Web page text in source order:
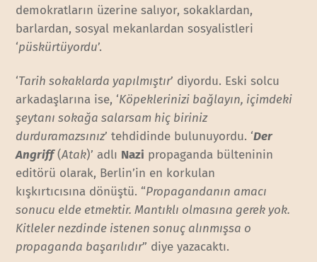
demokratların üzerine salıyor, sokaklardan,
barlardan, sosyal mekanlardan sosyalistleri
‘püskürtüyordu’.
‘Tarih sokaklarda yapılmıştır’ diyordu. Eski solcu
arkadaşlarına ise, ‘Köpeklerinizi bağlayın, içimdeki
şeytanı sokağa salarsam hiç biriniz
durduramazsınız’ tehdidinde bulunuyordu. ‘Der
Angriff(Atak)’ adlı Nazi propaganda bülteninin
editörü olarak, Berlin’in en korkulan
kışkırtıcısına dönüştü. “Propagandanın amacı
sonucu elde etmektir. Mantıklı olmasına gerek yok.
Kitleler nezdinde istenen sonuç alınmışsa o
propaganda başarılıdır” diye yazacaktı.